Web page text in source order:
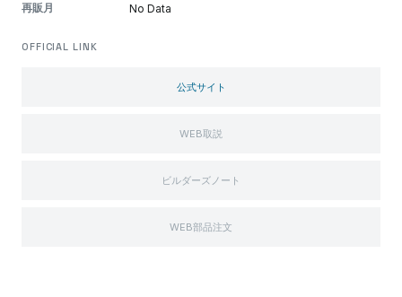
再販月 No Data
OFFICIAL LINK
公式サイト
WEB取説
ビルダーズノート
WEB部品注文